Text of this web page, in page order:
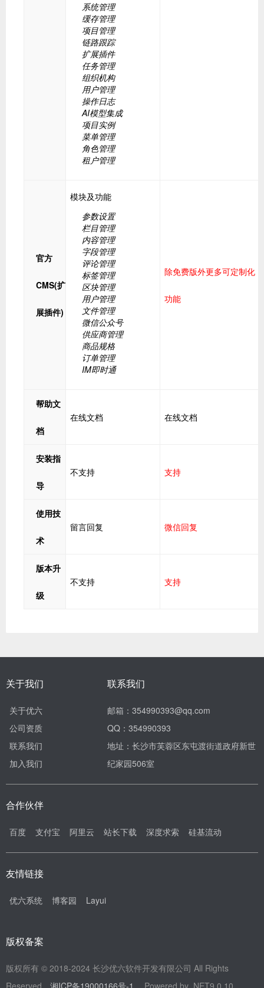
系统管理
缓存管理
项目管理
链路跟踪
扩展插件
任务管理
组织机构
用户管理
操作日志
AI模型集成
项目实例
菜单管理
角色管理
租户管理
官方
CMS(扩
展插件)
模块及功能
参数设置
栏目管理
内容管理
字段管理
评论管理
标签管理
区块管理
用户管理
文件管理
微信公众号
供应商管理
商品规格
订单管理
IM即时通
除免费版外更多可定制化
功能
帮助文
档
在线文档 在线文档
安装指
导
不支持 支持
使用技
术
留言回复 微信回复
版本升
级
不支持 支持
关于我们
关于优六
公司资质
联系我们
加入我们
联系我们
邮箱：354990393@qq.com
QQ：354990393
地址：长沙市芙蓉区东屯渡街道政府新世
纪家园506室
合作伙伴
百度 支付宝 阿里云 站长下载 深度求索 硅基流动
友情链接
优六系统 博客园 Layui
版权备案
版权所有 © 2018-2024 长沙优六软件开发有限公司 All Rights